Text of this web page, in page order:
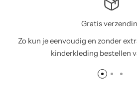
Gratis
Zo kun je eenvoudig en zonder
kinderkleding bestellen